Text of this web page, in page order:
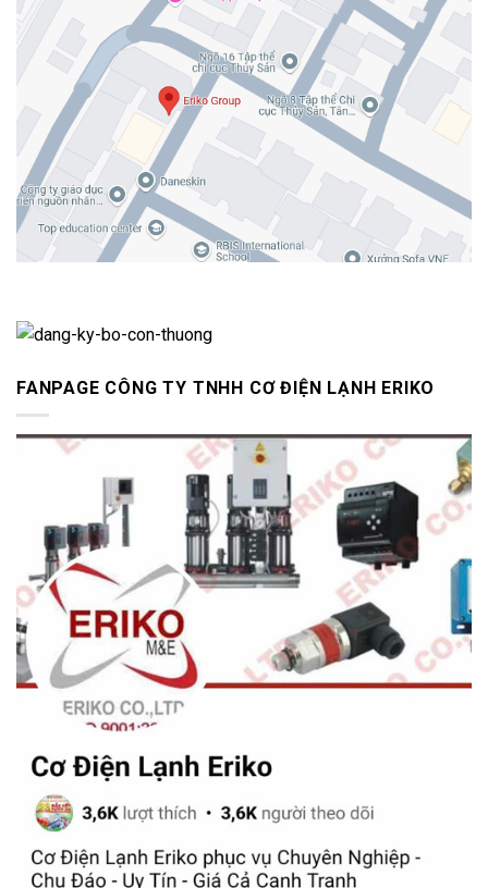
FANPAGE CÔNG TY TNHH CƠ ĐIỆN LẠNH ERIKO